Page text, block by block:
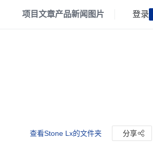
项目文章产品新闻 图片 登录
查看Stone Lx的文件夹 分享